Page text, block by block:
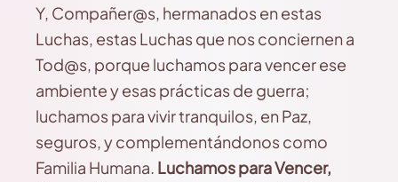
Y, Compañer@s, hermanados en estas
Luchas, estas Luchas que nos conciernen a
Tod@s, porque luchamos para vencer ese
ambiente y esas prácticas de guerra;
luchamos para vivir tranquilos, en Paz,
seguros, y complementándonos como
Familia Humana. Luchamos para Vencer,